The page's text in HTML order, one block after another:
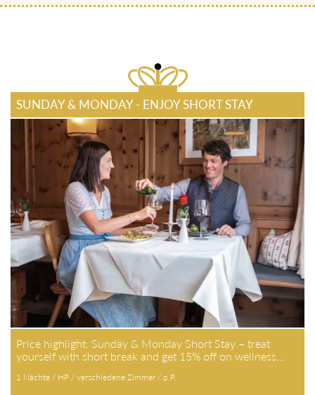
SUNDAY & MONDAY - ENJOY SHORT STAY
Price highlight: Sunday & Monday Short Stay – treat yourself
with short break and get 15% off on wellness…
1 Nächte / HP / verschiedene Zimmer / p.P.